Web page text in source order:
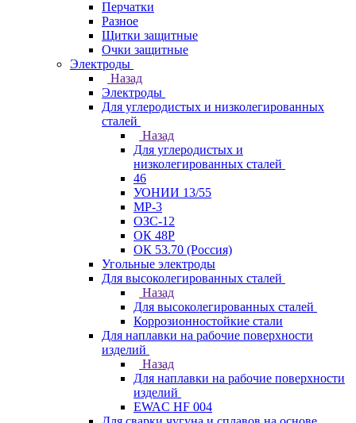
Перчатки
Разное
Щитки защитные
Очки защитные
Электроды
Назад
Электроды
Для углеродистых и низколегированных
сталей
Назад
Для углеродистых и
низколегированных сталей
46
УОНИИ 13/55
МР-3
ОЗС-12
ОК 48Р
ОК 53.70 (Россия)
Угольные электроды
Для высоколегированных сталей
Назад
Для высоколегированных сталей
Коррозионностойкие стали
Для наплавки на рабочие поверхности
изделий
Назад
Для наплавки на рабочие поверхности
изделий
EWAC HF 004